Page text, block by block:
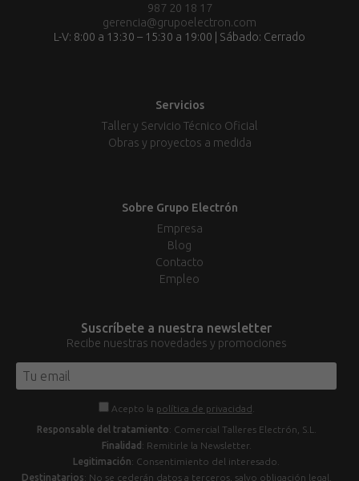
987 20 18 17
gerencia@grupoelectron.com
L-V: 8:00 a 13:30 – 15:30 a 19:00 | Sábado: Cerrado
Servicios
Taller y Servicio Técnico Oficial
Obras y proyectos a medida
Sobre Grupo Electrón
Empresa
Blog
Contacto
Empleo
Suscríbete a nuestra newsletter
Recibe nuestras novedades y promociones
Acepto la política de privacidad
Responsable del tratamiento: Comercial Talleres Electrón, S.L.
Finalidad : Remitirle la Newsletter.
Legitimación: Consentimiento del interesado.
Destinatarios: No se cederán datos a terceros, salvo obligación legal.